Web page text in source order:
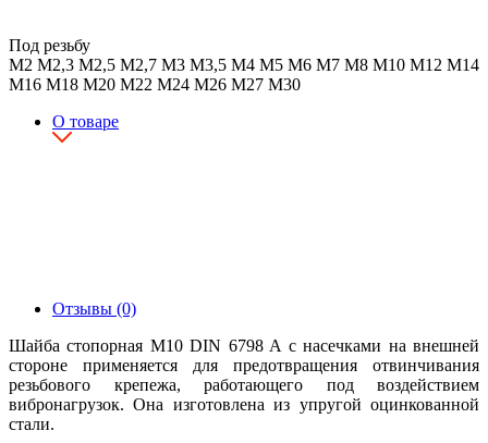
Под резьбу
М2 М2,3 М2,5 М2,7 М3 М3,5 М4 М5 М6 М7 М8 М10 М12 М14
М16 М18 М20 М22 М24 М26 М27 М30
О товаре
Отзывы (0)
Шайба стопорная М10 DIN 6798 A с насечками на внешней
стороне применяется для предотвращения отвинчивания
резьбового крепежа, работающего под воздействием
вибронагрузок. Она изготовлена из упругой оцинкованной
стали.